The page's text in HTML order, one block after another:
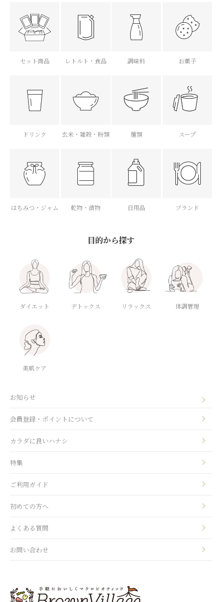
セット商品 レトルト・食品 調味料 お菓子
ドリンク 玄米・雑穀・粉類 麺類 スープ
はちみつ・ジャム 乾物・漬物 日用品 ブランド
目的から探す
ダイエット デトックス リラックス 体調管理
美肌ケア
お知らせ
会員登録・ポイントについて
カラダに良いハナシ
特集
ご利用ガイド
初めての方へ
よくある質問
お問い合わせ